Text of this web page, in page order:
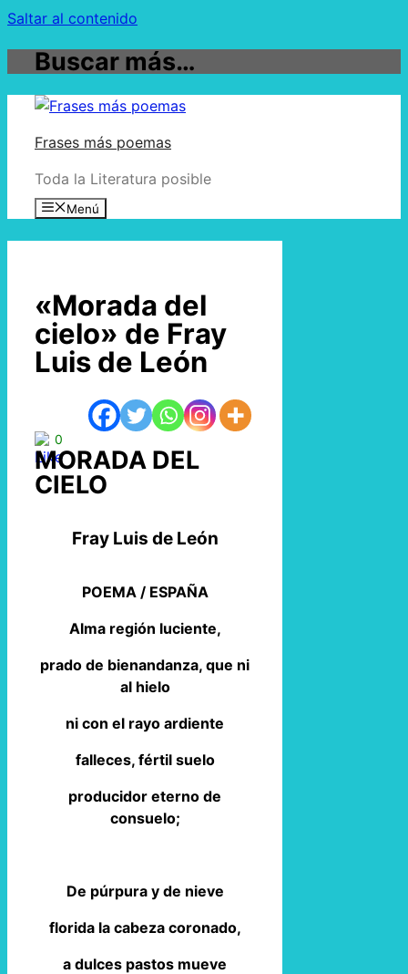
Saltar al contenido
Buscar más…
Frases más poemas
Toda la Literatura posible
Menú
«Morada del
cielo» de Fray
Luis de León
0
MORADA DEL
CIELO
Fray Luis de León
POEMA / ESPAÑA
Alma región luciente,
prado de bienandanza, que ni
al hielo
ni con el rayo ardiente
falleces, fértil suelo
producidor eterno de
consuelo;
De púrpura y de nieve
florida la cabeza coronado,
a dulces pastos mueve